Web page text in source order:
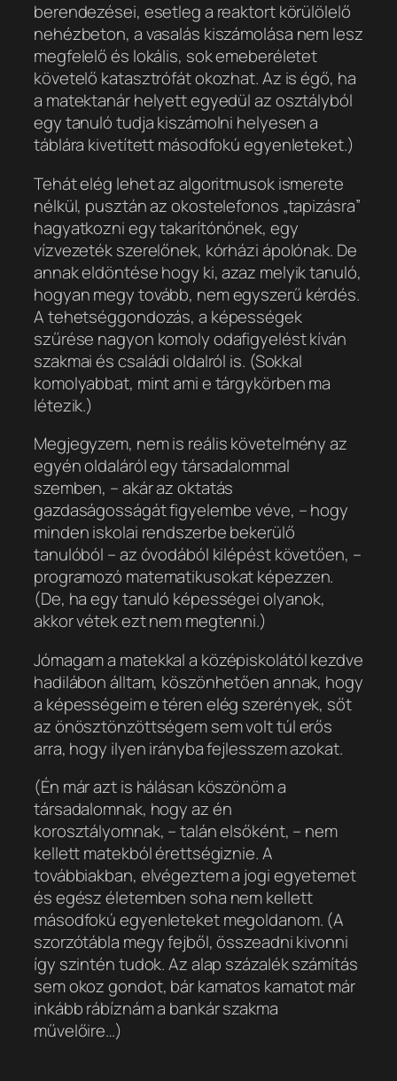
berendezései, esetleg a reaktort körülölelő
nehézbeton, a vasalás kiszámolása nem lesz
megfelelő és lokális, sok emeberéletet
követelő katasztrófát okozhat. Az is égő, ha
a matektanár helyett egyedül az osztályból
egy tanuló tudja kiszámolni helyesen a
táblára kivetített másodfokú egyenleteket.)
Tehát elég lehet az algoritmusok ismerete
nélkül, pusztán az okostelefonos „tapizásra”
hagyatkozni egy takarítónőnek, egy
vízvezeték szerelőnek, kórházi ápolónak. De
annak eldöntése hogy ki, azaz melyik tanuló,
hogyan megy tovább, nem egyszerű kérdés.
A tehetséggondozás, a képességek
szűrése nagyon komoly odafigyelést kíván
szakmai és családi oldalról is. (Sokkal
komolyabbat, mint ami e tárgykörben ma
létezik.)
Megjegyzem, nem is reális követelmény az
egyén oldaláról egy társadalommal
szemben, – akár az oktatás
gazdaságosságát figyelembe véve, – hogy
minden iskolai rendszerbe bekerülő
tanulóból – az óvodából kilépést követően, –
programozó matematikusokat képezzen.
(De, ha egy tanuló képességei olyanok,
akkor vétek ezt nem megtenni.)
Jómagam a matekkal a középiskolától kezdve
hadilábon álltam, köszönhetően annak, hogy
a képességeim e téren elég szerények, sőt
az önösztönzöttségem sem volt túl erős
arra, hogy ilyen irányba fejlesszem azokat.
(Én már azt is hálásan köszönöm a
társadalomnak, hogy az én
korosztályomnak, – talán elsőként, – nem
kellett matekból érettségiznie. A
továbbiakban, elvégeztem a jogi egyetemet
és egész életemben soha nem kellett
másodfokú egyenleteket megoldanom. (A
szorzótábla megy fejből, összeadni kivonni
így szintén tudok. Az alap százalék számítás
sem okoz gondot, bár kamatos kamatot már
inkább rábíznám a bankár szakma
művelőire…)